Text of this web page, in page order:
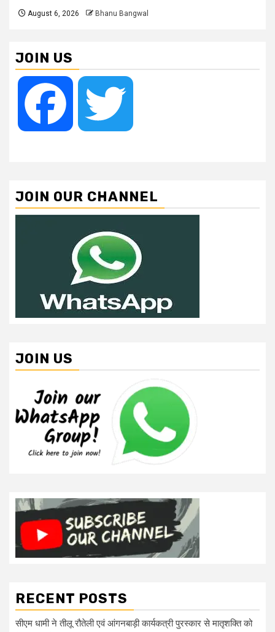
August 6, 2026 Bhanu Bangwal
JOIN US
Facebook
JOIN OUR CHANNEL
JOIN US
RECENT POSTS
सीएम धामी ने तीलू रौतेली एवं आंगनबाड़ी कार्यकत्री पुरस्कार से मातृशक्ति को